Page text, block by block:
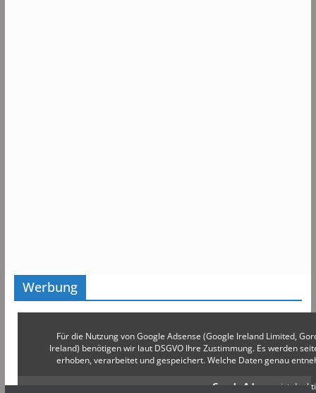
Werbung
Für die Nutzung von Google Adsense (Google Ireland Limited,
Ireland) benötigen wir laut DSGVO Ihre Zustimmung. Es werden
erhoben, verarbeitet und gespeichert. Welche Daten genau
Google Adsense ist